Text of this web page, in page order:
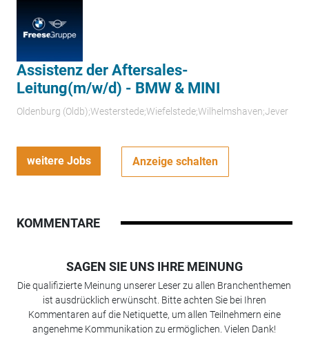
Assistenz der Aftersales-
Leitung(m/w/d) - BMW & MINI
Oldenburg (Oldb);Westerstede;Wiefelstede;Wilhelmshaven;Jever
weitere Jobs Anzeige schalten
KOMMENTARE
SAGEN SIE UNS IHRE MEINUNG
Die qualifizierte Meinung unserer Leser zu allen Branchenthemen
ist ausdrücklich erwünscht. Bitte achten Sie bei Ihren
Kommentaren auf die Netiquette, um allen Teilnehmern eine
angenehme Kommunikation zu ermöglichen. Vielen Dank!